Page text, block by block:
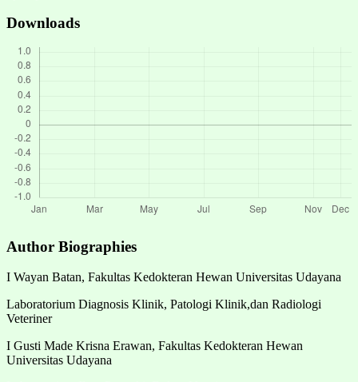
Downloads
Author Biographies
I Wayan Batan, Fakultas Kedokteran Hewan Universitas Udayana
Laboratorium Diagnosis Klinik, Patologi Klinik,dan Radiologi
Veteriner
I Gusti Made Krisna Erawan, Fakultas Kedokteran Hewan
Universitas Udayana